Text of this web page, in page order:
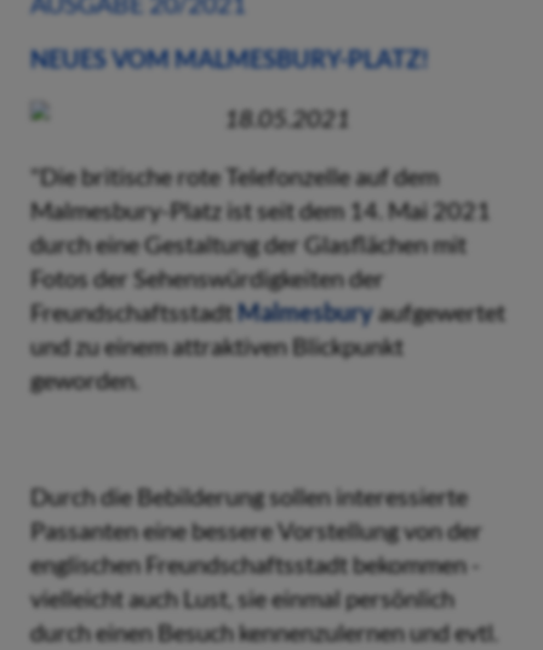
NEUES VOM MALMESBURY-PLATZ!
18.05.2021
"Die britische rote Telefonzelle auf dem
Malmesbury-Platz ist seit dem 14. Mai 2021
durch eine Gestaltung der Glasflächen mit
Fotos der Sehenswürdigkeiten der
FreundschaftsstadtMalmesburyaufgewertet
und zu einem attraktiven Blickpunkt
geworden.
Durch die Bebilderung sollen interessierte
Passanten eine bessere Vorstellung von der
englischen Freundschaftsstadt bekommen -
vielleicht auch Lust, sie einmal persönlich
durch einen Besuch kennenzulernen und evtl.